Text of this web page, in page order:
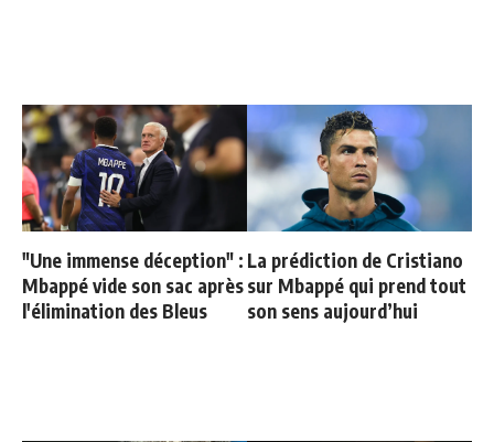
"Une immense déception" :
Mbappé vide son sac après
l'élimination des Bleus
La prédiction de Cristiano
sur Mbappé qui prend tout
son sens aujourd’hui